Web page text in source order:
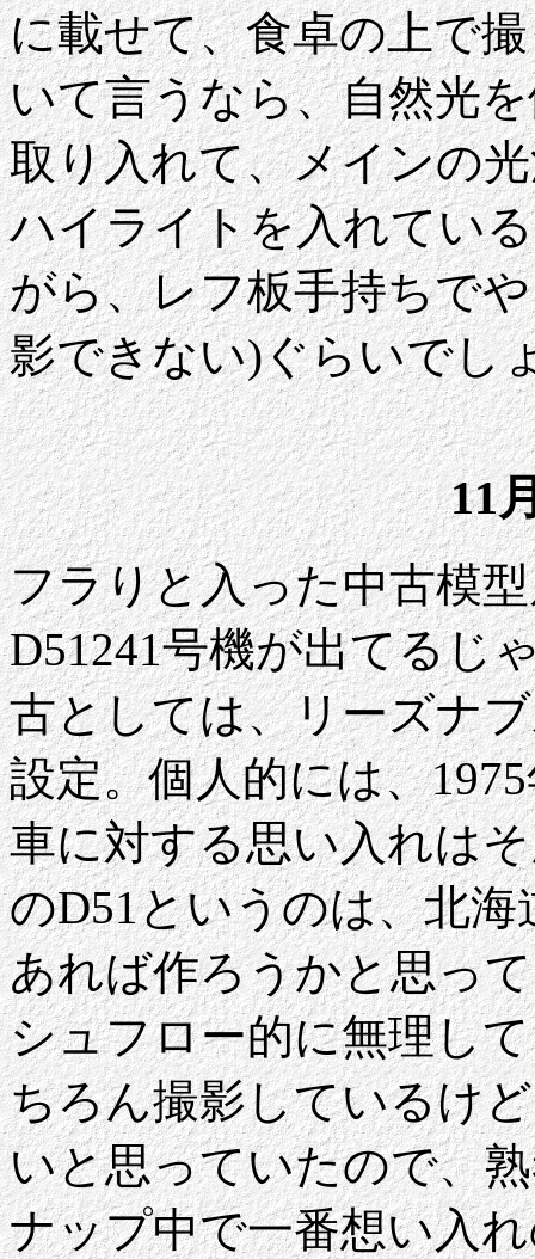
に載せて、食卓の上で
いて言うなら、自然光
取り入れて、メインの
ハイライトを入れてい
がら、レフ板手持ちで
影できない)ぐらいでし
11
フラりと入った中古模
D51241号機が出てるじ
古としては、リーズナ
設定。個人的には、
車に対する思い入れは
のD51というのは、北
あれば作ろうかと思っ
シュフロー的に無理し
ちろん撮影しているけ
いと思っていたので、
ナップ中で一番想い入